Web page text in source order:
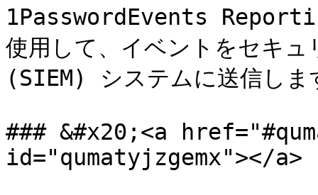
1PasswordEvents
使用して、イベントをセキ
(SIEM) システムに送信し
### &#x20;<a
id="qumatyjzgemx"></a>